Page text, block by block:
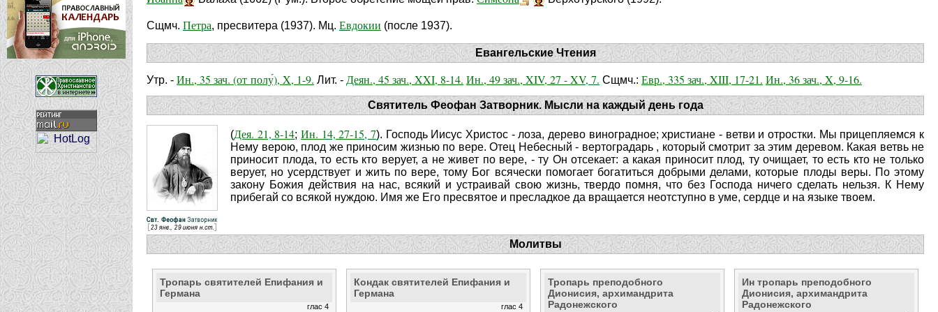
Сщмч. Петра, пресвитера (1937). Мц. Евдокии (после 1937).
Евангельские Чтения
Утр. - Ин., 35 зач. (от полу́), X, 1-9. Лит. - Деян., 45 зач., XXI, 8-14. Ин., 49 зач., XIV, 27 - XV, 7. Сщмч.: Евр., 335 зач., XIII, 17-21. Ин., 36 зач., X, 9-16.
Святитель Феофан Затворник. Мысли на каждый день года
(Дея. 21, 8-14;Ин. 14, 27-15, 7). Господь Иисус Христос - лоза, дерево виноградное; христиане - ветви и отростки. Мы прицепляемся к
Нему верою, плод же приносим жизнью по вере. Отец Небесный - вертоградарь , который смотрит за этим деревом. Какая ветвь не
приносит плода, то есть кто верует, а не живет по вере, - ту Он отсекает: а какая приносит плод, ту очищает, то есть кто не только
верует, но усердствует и жить по вере, тому Бог всячески помогает богатиться добрыми делами, которые плоды веры. По этому
закону Божия действия на нас, всякий и устраивай свою жизнь, твердо помня, что без Господа ничего сделать нельзя. К Нему
прибегай со всякой нуждою. Имя же Его пресвятое и пресладкое да вращается неотступно в уме, сердце и на языке твоем.
Молитвы
Тропарь святителей Епифания и
Германа
глас 4
Кондак святителей Епифания и
Германа
глас 4
Тропарь преподобного
Дионисия, архимандрита
Радонежского
Ин тропарь преподобного
Дионисия, архимандрита
Радонежского